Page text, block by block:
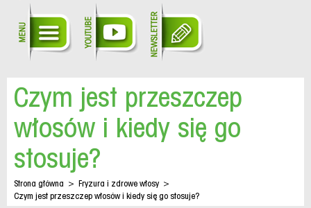
Czym jest przeszczep
włosów i kiedy się go
stosuje?
Strona główna > Fryzura i zdrowe włosy >
Czym jest przeszczep włosów i kiedy się go stosuje?